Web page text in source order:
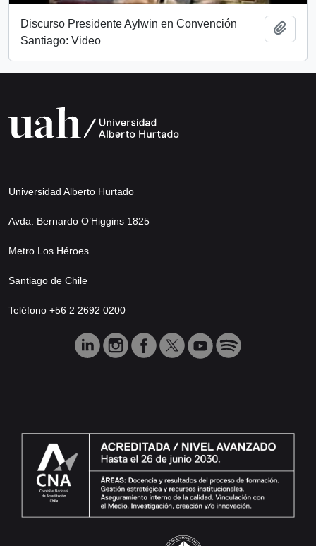
Discurso Presidente Aylwin en Convención
Santiago: Video
Universidad Alberto Hurtado
Avda. Bernardo O’Higgins 1825
Metro Los Héroes
Santiago de Chile
Teléfono +56 2 2692 0200